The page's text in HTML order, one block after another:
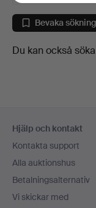
Bevaka sökning
Du kan också
Hjälp och kontakt
Kontakta support
Alla auktionshus
Betalningsalternativ
Vi skickar med